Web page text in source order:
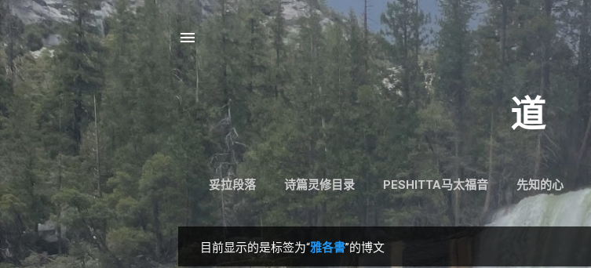
跳至主要内容
道
妥拉段落 诗篇灵修目录 PESHITTA马太福音 先知的心
目前显示的是标签为“雅各書”的博文